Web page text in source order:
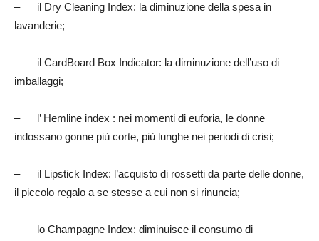
– il Dry Cleaning Index: la diminuzione della spesa in
lavanderie;
– il CardBoard Box Indicator: la diminuzione dell’uso di
imballaggi;
– l’ Hemline index : nei momenti di euforia, le donne
indossano gonne più corte, più lunghe nei periodi di crisi;
– il Lipstick Index: l’acquisto di rossetti da parte delle donne,
il piccolo regalo a se stesse a cui non si rinuncia;
– lo Champagne Index: diminuisce il consumo di